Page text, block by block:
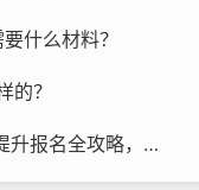
什么材料？
的？
2026 石家庄电大国家开放大学学历提升报名全攻略，官方渠道速看